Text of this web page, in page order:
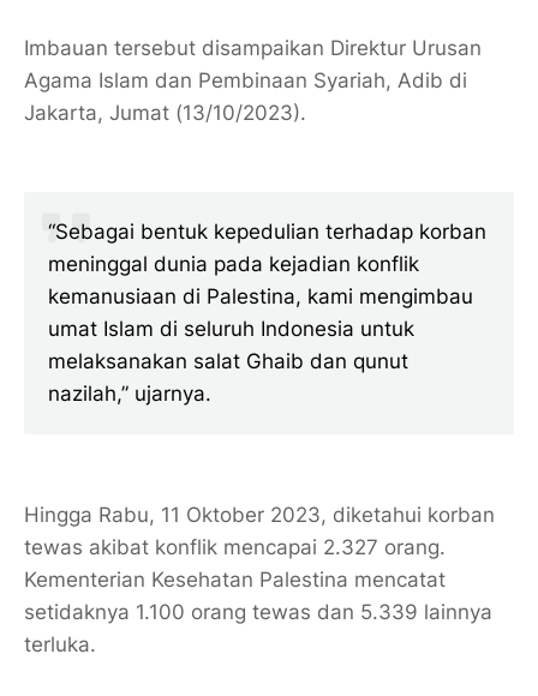
Imbauan tersebut disampaikan Direktur Urusan
Agama Islam dan Pembinaan Syariah, Adib di
Jakarta, Jumat (13/10/2023).
“Sebagai bentuk kepedulian terhadap korban
meninggal dunia pada kejadian konflik
kemanusiaan di Palestina, kami mengimbau
umat Islam di seluruh Indonesia untuk
melaksanakan salat Ghaib dan qunut
nazilah,” ujarnya.
Hingga Rabu, 11 Oktober 2023, diketahui korban
tewas akibat konflik mencapai 2.327 orang.
Kementerian Kesehatan Palestina mencatat
setidaknya 1.100 orang tewas dan 5.339 lainnya
terluka.